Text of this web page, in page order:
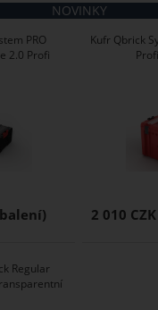
NOVINKY
PRO
2.0 Profi
Kufr Qbrick
2 010 CZK
Regular